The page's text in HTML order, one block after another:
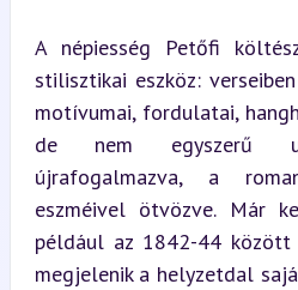
A népiesség Petőfi
stilisztikai eszköz:
motívumai, fordulatai,
de nem egyszerű
újrafogalmazva, a
eszméivel ötvözve. Már
például az 1842-44
megjelenik a helyzetdal